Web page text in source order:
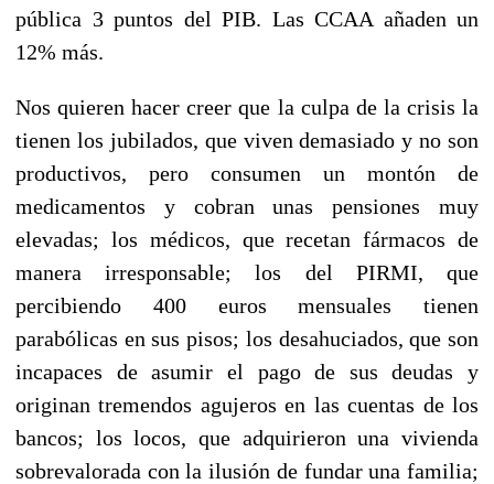
pública 3 puntos del PIB. Las CCAA añaden un
12% más.
Nos quieren hacer creer que la culpa de la crisis la
tienen los jubilados, que viven demasiado y no son
productivos, pero consumen un montón de
medicamentos y cobran unas pensiones muy
elevadas; los médicos, que recetan fármacos de
manera irresponsable; los del PIRMI, que
percibiendo 400 euros mensuales tienen
parabólicas en sus pisos; los desahuciados, que son
incapaces de asumir el pago de sus deudas y
originan tremendos agujeros en las cuentas de los
bancos; los locos, que adquirieron una vivienda
sobrevalorada con la ilusión de fundar una familia;